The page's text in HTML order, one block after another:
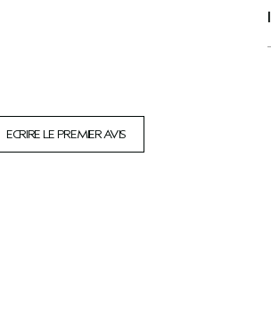
ECRIRE LE PREMIER AVIS